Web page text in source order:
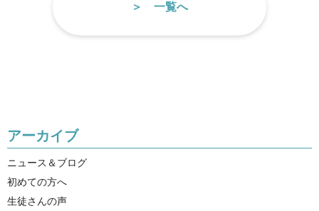
一覧へ
アーカイブ
ニュース＆ブログ
初めての方へ
生徒さんの声